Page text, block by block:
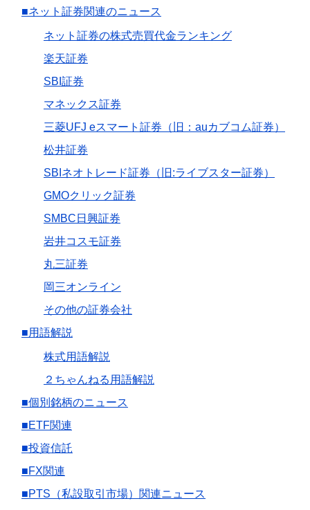
■ネット証券関連のニュース
ネット証券の株式売買代金ランキング
楽天証券
SBI証券
マネックス証券
三菱UFJ eスマート証券（旧：auカブコム証券）
松井証券
SBIネオトレード証券（旧:ライブスター証券）
GMOクリック証券
SMBC日興証券
岩井コスモ証券
丸三証券
岡三オンライン
その他の証券会社
■用語解説
株式用語解説
２ちゃんねる用語解説
■個別銘柄のニュース
■ETF関連
■投資信託
■FX関連
■PTS（私設取引市場）関連ニュース